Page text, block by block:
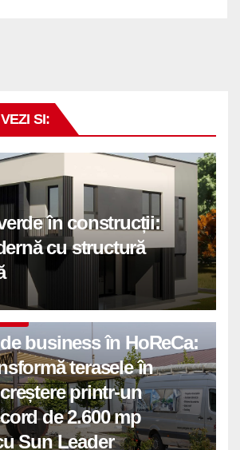
SI:
în construcții:
cu structură
business în HoReCa:
terasele în
printr-un
de 2.600 mp
Sun Leader